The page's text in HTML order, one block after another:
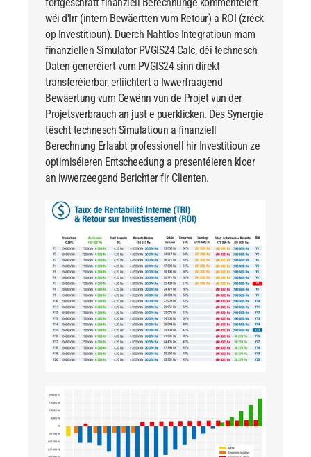
wéi d'Irr (intern Bewäertten vum Retour) a ROI (zréck
op Investitioun). Duerch Nahtlos Integratioun mam
finanziellen Simulator PVGIS24 Calc, déi technesch
Daten generéiert vum PVGIS24sinn direkt
transferéierbar, erliichtert a Iwwerfraagend
Bewäertung vum Gewënn vun de Projet vun der
Projetsverbrauch an just e puerklicken. Dës Synergie
tëscht technesch Simulatioun a finanziell
Berechnung Erlaabt professionell hir Investitioun ze
optimiséieren Entscheedung a presentéieren kloer
an iwwerzeegend Berichter fir Clienten.